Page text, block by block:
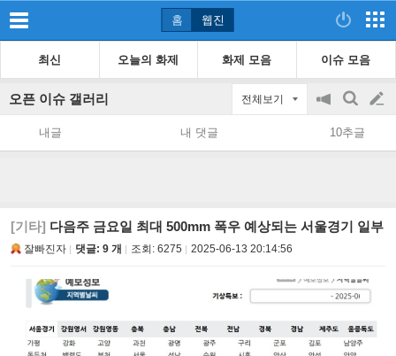
홈 웹진
최신 오늘의 화제 화제 모음 이슈 모음
오픈 이슈 갤러리 전체보기
공
지
on/off
검
색
글
쓰
내글 내 댓글 10추글
[기타] 다음주 금요일 최대 500mm 폭우 예상되는 서울경기 일부
잘빠진자 댓글: 9 개 조회: 6275 2025-06-13 20:14:56